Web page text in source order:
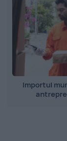
Importul